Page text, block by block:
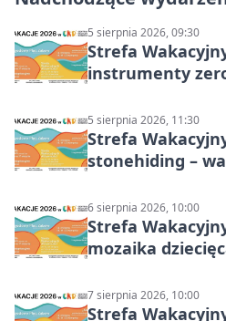
5 sierpnia 2026, 09:30
Strefa
instrumenty
5 sierpnia 2026, 11:30
Strefa
stonehiding –
6 sierpnia 2026, 10:00
Strefa
mozaika
7 sierpnia 2026, 10:00
Strefa